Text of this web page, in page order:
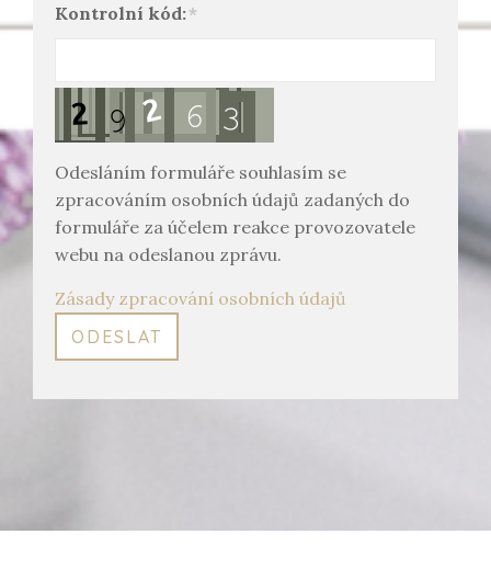
*
Kontrolní kód:
Odesláním formuláře souhlasím se
zpracováním osobních údajů zadaných do
formuláře za účelem reakce provozovatele
webu na odeslanou zprávu.
Zásady zpracování osobních údajů